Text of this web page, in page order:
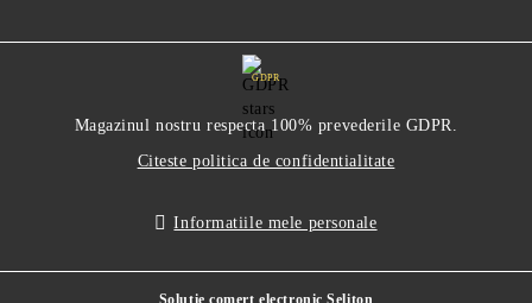
GDPR
Magazinul nostru respecta 100% prevederile GDPR.
Citeste politica de confidentialitate
Informatiile mele personale
Solutie comert electronic Seliton